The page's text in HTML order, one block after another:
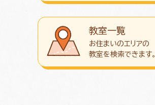
教室一覧
お住まいのエリアの
教室を検索できます。